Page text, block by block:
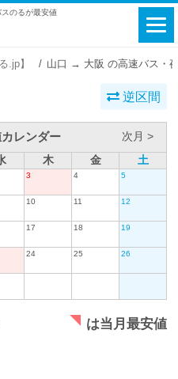
のるが最安値
.jp】 山口 → 大阪 の高速バス・
逆区間
レンダー
次月 >
木 金 土
3 4 5
10 11 12
17 18 19
24 25 26
は当月最安値